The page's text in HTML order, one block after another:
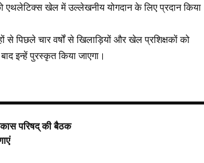
एथलेटिक्स खेल में उल्लेखनीय योगदान के लिए प्रदान किया
से पिछले चार वर्षों से खिलाड़ियों और खेल प्रशिक्षकों को
इन्हें पुरस्कृत किया जाएगा।
परिषद् की बैठक